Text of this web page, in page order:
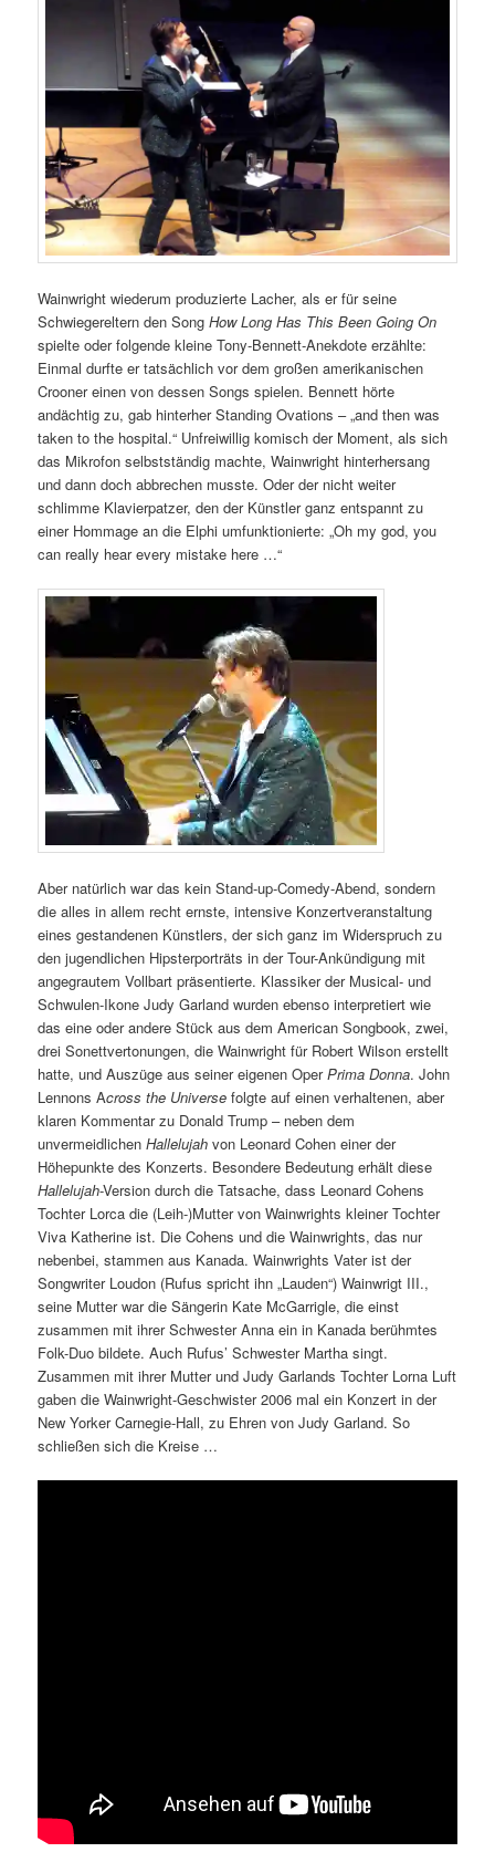
Wainwright wiederum produzierte Lacher, als er für seine
Schwiegereltern den SongHow Long Has This Been Going On
spielte oder folgende kleine Tony-Bennett-Anekdote erzählte:
Einmal durfte er tatsächlich vor dem großen amerikanischen
Crooner einen von dessen Songs spielen. Bennett hörte
andächtig zu, gab hinterher Standing Ovations – „and then was
taken to the hospital.“ Unfreiwillig komisch der Moment, als sich
das Mikrofon selbstständig machte, Wainwright hinterhersang
und dann doch abbrechen musste. Oder der nicht weiter
schlimme Klavierpatzer, den der Künstler ganz entspannt zu
einer Hommage an die Elphi umfunktionierte: „Oh my god, you
can really hear every mistake here …“
Aber natürlich war das kein Stand-up-Comedy-Abend, sondern
die alles in allem recht ernste, intensive Konzertveranstaltung
eines gestandenen Künstlers, der sich ganz im Widerspruch zu
den jugendlichen Hipsterporträts in der Tour-Ankündigung mit
angegrautem Vollbart präsentierte. Klassiker der Musical- und
Schwulen-Ikone Judy Garland wurden ebenso interpretiert wie
das eine oder andere Stück aus dem American Songbook, zwei,
drei Sonettvertonungen, die Wainwright für Robert Wilson erstellt
hatte, und Auszüge aus seiner eigenen OperPrima Donna. John
Lennons Across the Universe folgte auf einen verhaltenen, aber
klaren Kommentar zu Donald Trump – neben dem
unvermeidlichenHallelujah von Leonard Cohen einer der
Höhepunkte des Konzerts. Besondere Bedeutung erhält diese
Hallelujah-Version durch die Tatsache, dass Leonard Cohens
Tochter Lorca die (Leih-)Mutter von Wainwrights kleiner Tochter
Viva Katherine ist. Die Cohens und die Wainwrights, das nur
nebenbei, stammen aus Kanada. Wainwrights Vater ist der
Songwriter Loudon (Rufus spricht ihn „Lauden“) Wainwrigt III.,
seine Mutter war die Sängerin Kate McGarrigle, die einst
zusammen mit ihrer Schwester Anna ein in Kanada berühmtes
Folk-Duo bildete. Auch Rufus’ Schwester Martha singt.
Zusammen mit ihrer Mutter und Judy Garlands Tochter Lorna Luft
gaben die Wainwright-Geschwister 2006 mal ein Konzert in der
New Yorker Carnegie-Hall, zu Ehren von Judy Garland. So
schließen sich die Kreise …